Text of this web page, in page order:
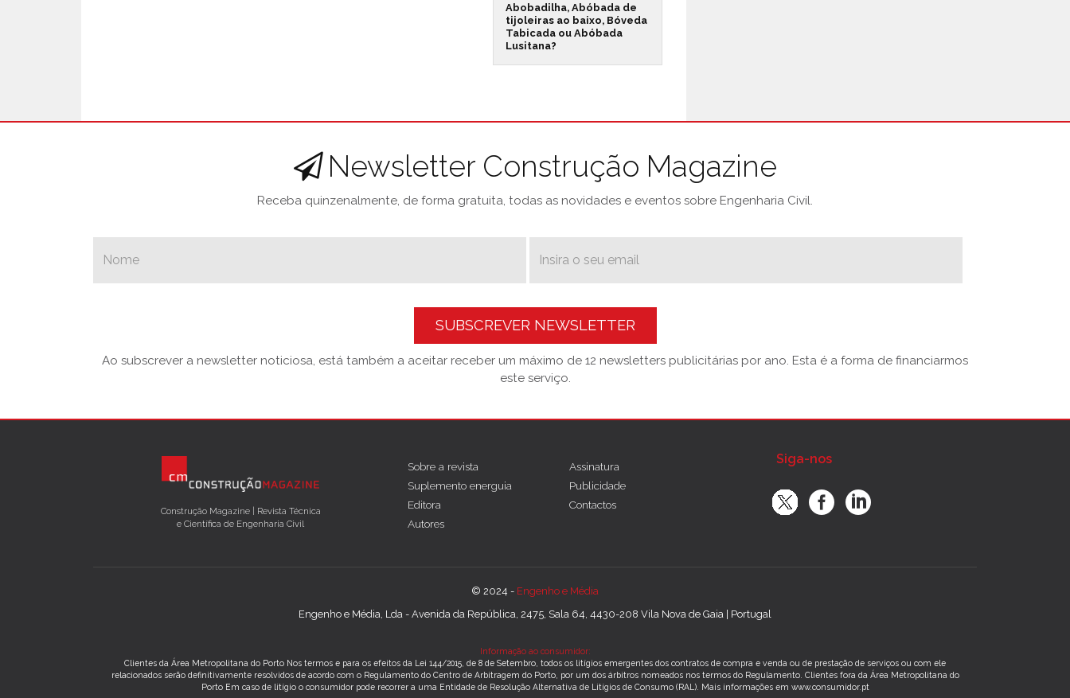
Abobadilha, Abóbada de
tijoleiras ao baixo, Bóveda
Tabicada ou Abóbada
Lusitana?
Newsletter Construção Magazine
Receba quinzenalmente, de forma gratuita, todas as novidades e eventos sobre Engenharia Civil.
SUBSCREVER NEWSLETTER
Ao subscrever a newsletter noticiosa, está também a aceitar receber um máximo de 12 newsletters publicitárias por ano. Esta é a forma de financiarmos
este serviço.
Construção Magazine | Revista Técnica
e Científica de Engenharia Civil
Sobre a revista
Suplemento energuia
Editora
Autores
Assinatura
Publicidade
Contactos
Siga-nos
© 2024 - Engenho e Média
Engenho e Média, Lda - Avenida da República, 2475, Sala 64, 4430-208 Vila Nova de Gaia | Portugal
Informação ao consumidor:
Clientes da Área Metropolitana do Porto Nos termos e para os efeitos da Lei 144/2015, de 8 de Setembro, todos os litígios emergentes dos contratos de compra e venda ou de prestação de serviços ou com ele
relacionados serão definitivamente resolvidos de acordo com o Regulamento do Centro de Arbitragem do Porto, por um dos árbitros nomeados nos termos do Regulamento. Clientes fora da Área Metropolitana do
Porto Em caso de litígio o consumidor pode recorrer a uma Entidade de Resolução Alternativa de Litígios de Consumo (RAL). Mais informações em www.consumidor.pt